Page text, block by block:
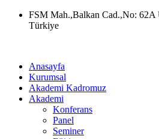
Skip
FSM Mah.,Balkan Cad.,No: 62A
Türkiye
Anasayfa
Kurumsal
Akademi Kadromuz
Akademi
Konferans
Panel
Seminer